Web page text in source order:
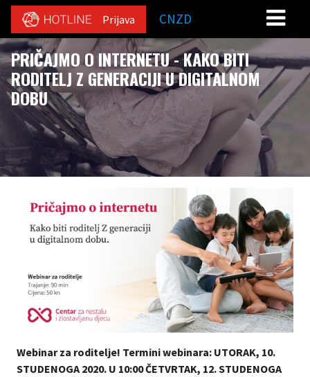
Prijava CNZD
PRIČAJMO O INTERNETU - KAKO BITI
RODITELJ Z GENERACIJI U DIGITALNOM
DOBU
Webinar za roditelje! Termini webinara: UTORAK, 10.
STUDENOGA 2020. U 10:00 ČETVRTAK, 12. STUDENOGA